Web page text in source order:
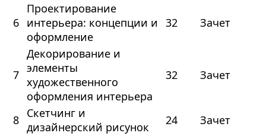
6
Проектирование
интерьера: концепции и
оформление
32 Зачет
7
Декорирование и
элементы
художественного
оформления интерьера
32 Зачет
8 Скетчинг и
дизайнерский рисунок
24 Зачет